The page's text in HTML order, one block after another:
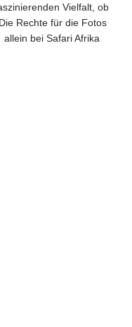
Vielfalt, ob
Rechte für die Fotos
bei Safari Afrika